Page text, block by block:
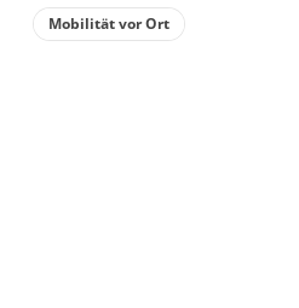
Mobilität vor Ort